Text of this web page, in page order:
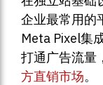
企业最常用的
Meta Pixel集
打通广告流量
方直销市场。